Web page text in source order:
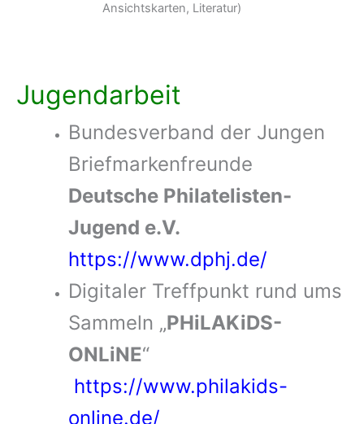
Ansichtskarten, Literatur)
Jugendarbeit
Bundesverband der Jungen
Briefmarkenfreunde
Deutsche Philatelisten-
Jugend e.V.
https://www.dphj.de/
Digitaler Treffpunkt rund ums
Sammeln „PHiLAKiDS-
ONLiNE“
https://www.philakids-
online.de/